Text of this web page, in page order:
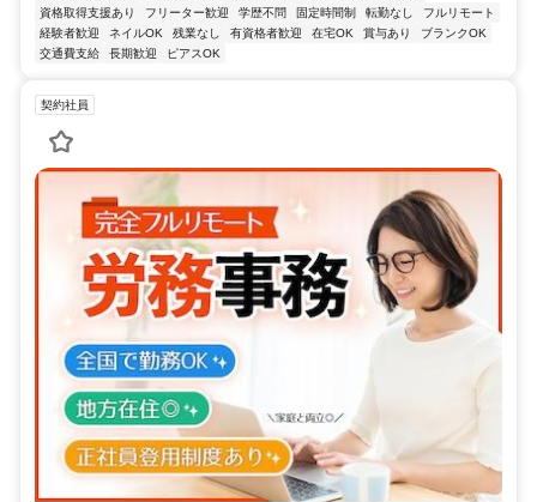
資格取得支援あり
フリーター歓迎 学歴不問 固定時間制 転勤なし
フルリモート
経験者歓迎
ネイルOK 残業なし 有資格者歓迎 在宅OK 賞与あり
ブランクOK
交通費支給
長期歓迎 ピアスOK
契約社員